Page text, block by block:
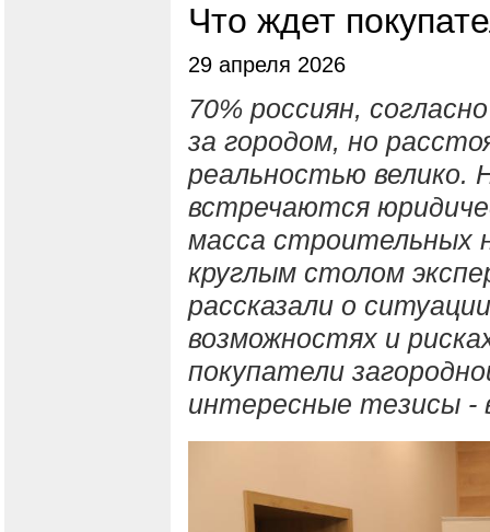
Что ждет
29 апреля 2026
70% россиян,
за городом, но
реальностью велико.
встречаются
масса строительных
круглым столом
рассказали о
возможностях и
покупатели
интересные тезисы